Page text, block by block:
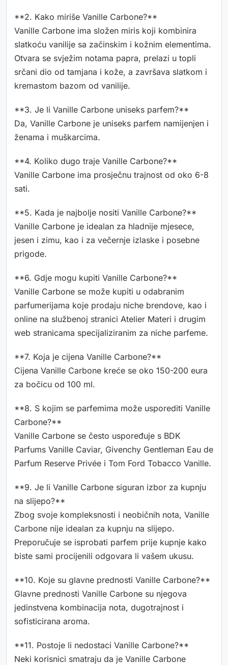
**2. Kako miriše Vanille Carbone?**
Vanille Carbone ima složen miris koji kombinira
slatkoću vanilije sa začinskim i kožnim elementima.
Otvara se svježim notama papra, prelazi u topli
srčani dio od tamjana i kože, a završava slatkom i
kremastom bazom od vanilije.
**3. Je li Vanille Carbone uniseks parfem?**
Da, Vanille Carbone je uniseks parfem namijenjen i
ženama i muškarcima.
**4. Koliko dugo traje Vanille Carbone?**
Vanille Carbone ima prosječnu trajnost od oko 6-8
sati.
**5. Kada je najbolje nositi Vanille Carbone?**
Vanille Carbone je idealan za hladnije mjesece,
jesen i zimu, kao i za večernje izlaske i posebne
prigode.
**6. Gdje mogu kupiti Vanille Carbone?**
Vanille Carbone se može kupiti u odabranim
parfumerijama koje prodaju niche brendove, kao i
online na službenoj stranici Atelier Materi i drugim
web stranicama specijaliziranim za niche parfeme.
**7. Koja je cijena Vanille Carbone?**
Cijena Vanille Carbone kreće se oko 150-200 eura
za bočicu od 100 ml.
**8. S kojim se parfemima može usporediti Vanille
Carbone?**
Vanille Carbone se često uspoređuje s BDK
Parfums Vanille Caviar, Givenchy Gentleman Eau de
Parfum Reserve Privée i Tom Ford Tobacco Vanille.
**9. Je li Vanille Carbone siguran izbor za kupnju
na slijepo?**
Zbog svoje kompleksnosti i neobičnih nota, Vanille
Carbone nije idealan za kupnju na slijepo.
Preporučuje se isprobati parfem prije kupnje kako
biste sami procijenili odgovara li vašem ukusu.
**10. Koje su glavne prednosti Vanille Carbone?**
Glavne prednosti Vanille Carbone su njegova
jedinstvena kombinacija nota, dugotrajnost i
sofisticirana aroma.
**11. Postoje li nedostaci Vanille Carbone?**
Neki korisnici smatraju da je Vanille Carbone